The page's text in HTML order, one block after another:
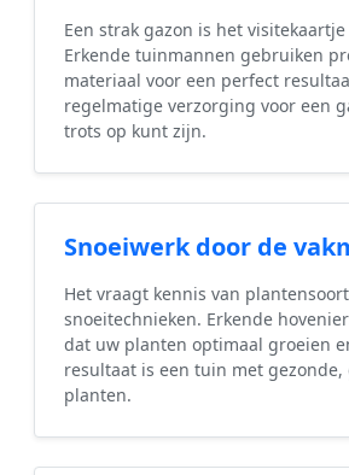
Een strak gazon is het
Erkende tuinmannen gebruiken
materiaal voor een perfect
regelmatige verzorging voor een
trots op kunt zijn.
Snoeiwerk door de
Het vraagt kennis van
snoeitechnieken. Erkende
dat uw planten optimaal groeien
resultaat is een tuin met
planten.